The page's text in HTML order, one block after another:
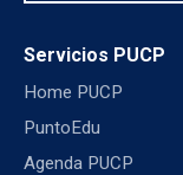
Servicios PUCP
Home PUCP
PuntoEdu
Agenda PUCP